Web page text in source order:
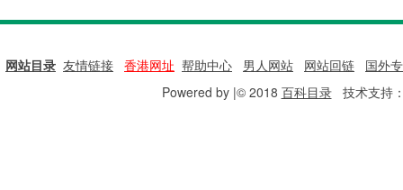
网站目录 友情链接 香港网址 帮助中心 男人网站 网站回链
国外
Powered by |© 2018 百科目录技术支持